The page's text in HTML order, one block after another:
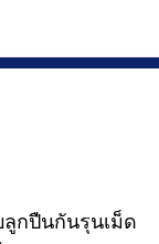
ลูกปืนกันรุนเม็ด